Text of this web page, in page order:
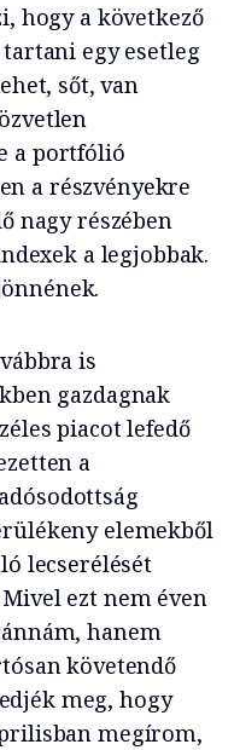
hogy a következő
egy esetleg
sőt, van
a portfólió
a részvényekre
nagy részében
a legjobbak.
is
gazdagnak
piacot lefedő
a
elemekből
lecserélését
ezt nem éven
hanem
követendő
meg, hogy
megírom,